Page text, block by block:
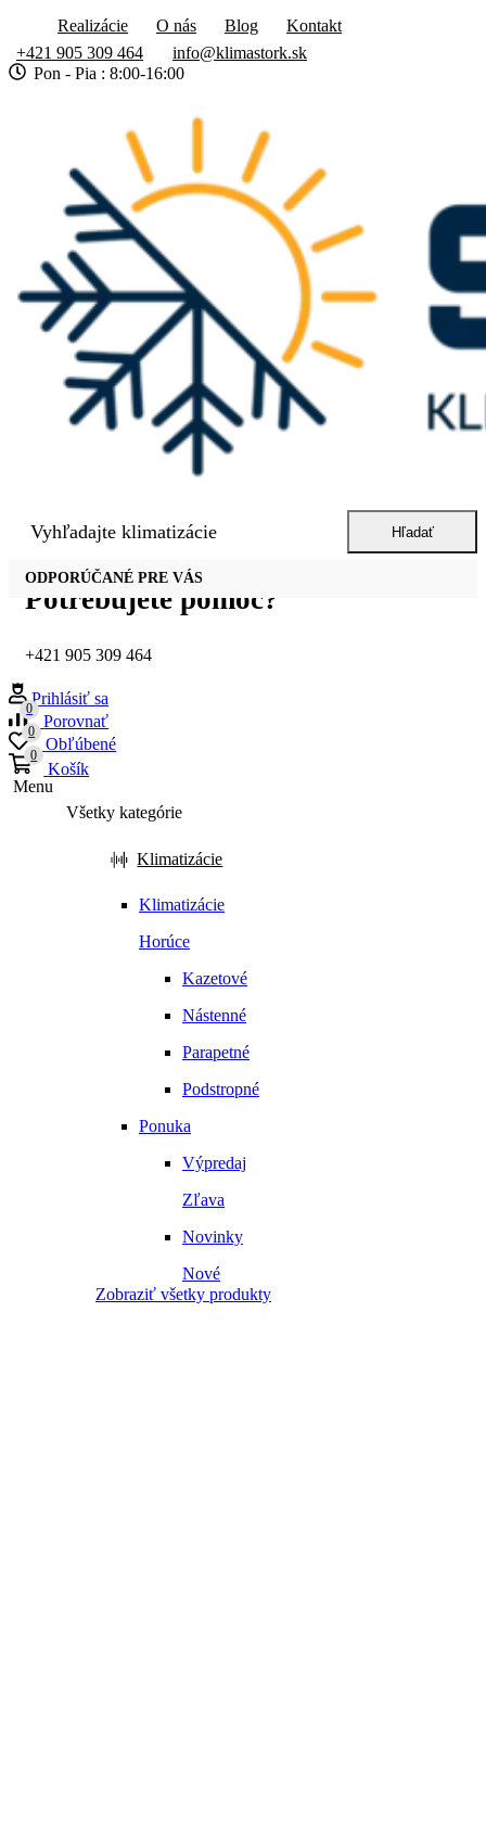
Realizácie O nás Blog
Kontakt
+421 905 309 464
info@klimastork.sk
Pon - Pia : 8:00-16:00
Vyhľadajte klimatizácie Hľadať
ODPORÚČANÉ PRE VÁS
Potrebujete pomôc?
+421 905 309 464
Prihlásiť sa
0
Porovnať
0
Obľúbené
0
Košík
Menu
Všetky kategórie
Klimatizácie
Klimatizácie
Horúce
Kazetové
Nástenné
Parapetné
Podstropné
Ponuka
Výpredaj
Zľava
Novinky
Nové
Zobraziť všetky produkty